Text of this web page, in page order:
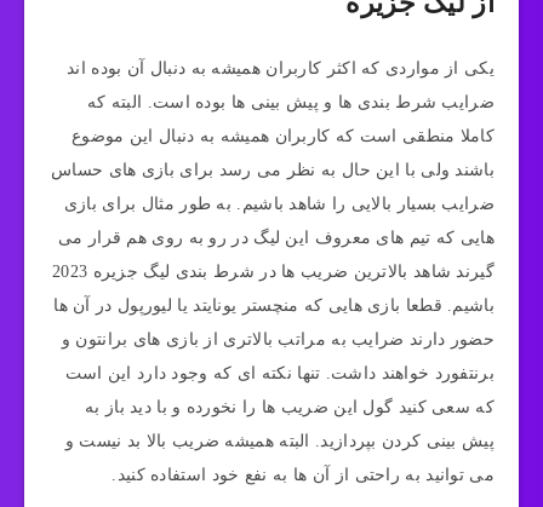
یکی از مواردی که اکثر کاربران همیشه به دنبال آن بوده اند
ضرایب شرط بندی ها و پیش بینی ها بوده است. البته که
کاملا منطقی است که کاربران همیشه به دنبال این موضوع
باشند ولی با این حال به نظر می رسد برای بازی های حساس
ضرایب بسیار بالایی را شاهد باشیم. به طور مثال برای بازی
هایی که تیم های معروف این لیگ در رو به روی هم قرار می
گیرند شاهد بالاترین ضریب ها در شرط بندی لیگ جزیره 2023
باشیم. قطعا بازی هایی که منچستر یونایتد یا لیورپول در آن ها
حضور دارند ضرایب به مراتب بالاتری از بازی های برانتون و
برنتفورد خواهند داشت. تنها نکته ای که وجود دارد این است
که سعی کنید گول این ضریب ها را نخورده و با دید باز به
پیش بینی کردن بپردازید. البته همیشه ضریب بالا بد نیست و
می توانید به راحتی از آن ها به نفع خود استفاده کنید.